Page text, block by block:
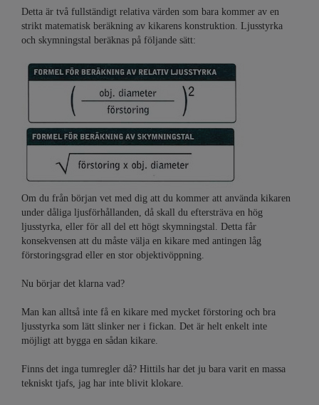
Detta är två fullständigt relativa värden som bara kommer av en
strikt matematisk beräkning av kikarens konstruktion. Ljusstyrka
och skymningstal beräknas på följande sätt:
Om du från början vet med dig att du kommer att använda kikaren
under dåliga ljusförhållanden, då skall du eftersträva en hög
ljusstyrka, eller för all del ett högt skymningstal. Detta får
konsekvensen att du måste välja en kikare med antingen låg
förstoringsgrad eller en stor objektivöppning.
Nu börjar det klarna vad?
Man kan alltså inte få en kikare med mycket förstoring och bra
ljusstyrka som lätt slinker ner i fickan. Det är helt enkelt inte
möjligt att bygga en sådan kikare.
Finns det inga tumregler då? Hittils har det ju bara varit en massa
tekniskt tjafs, jag har inte blivit klokare.